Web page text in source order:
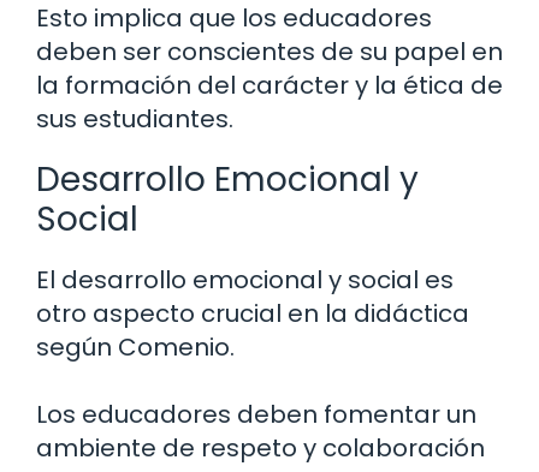
Esto implica que los educadores
deben ser conscientes de su papel en
la formación del carácter y la ética de
sus estudiantes.
Desarrollo Emocional y
Social
El desarrollo emocional y social es
otro aspecto crucial en la didáctica
según Comenio.
Los educadores deben fomentar un
ambiente de respeto y colaboración